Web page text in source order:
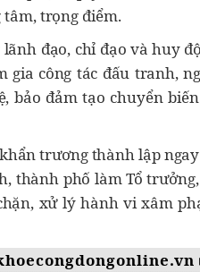
trọng điểm.
đạo, chỉ đạo và huy
gia công tác đấu tranh,
bảo đảm tạo chuyển
trương thành lập ngay
thành phố làm Tổ
xử lý hành vi xâm